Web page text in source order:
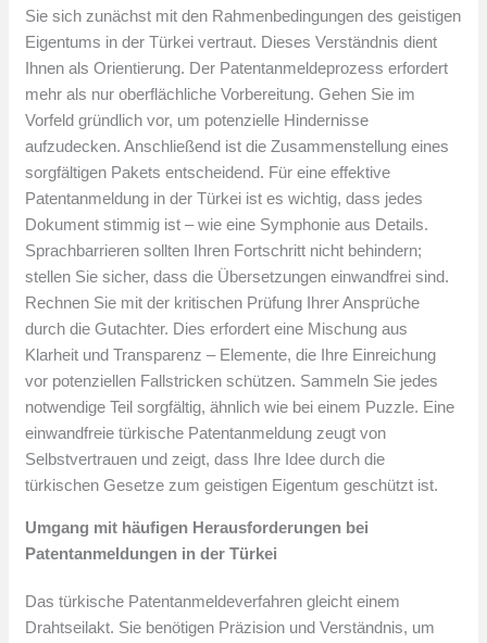
Sie sich zunächst mit den Rahmenbedingungen des geistigen
Eigentums in der Türkei vertraut. Dieses Verständnis dient
Ihnen als Orientierung. Der Patentanmeldeprozess erfordert
mehr als nur oberflächliche Vorbereitung. Gehen Sie im
Vorfeld gründlich vor, um potenzielle Hindernisse
aufzudecken. Anschließend ist die Zusammenstellung eines
sorgfältigen Pakets entscheidend. Für eine effektive
Patentanmeldung in der Türkei ist es wichtig, dass jedes
Dokument stimmig ist – wie eine Symphonie aus Details.
Sprachbarrieren sollten Ihren Fortschritt nicht behindern;
stellen Sie sicher, dass die Übersetzungen einwandfrei sind.
Rechnen Sie mit der kritischen Prüfung Ihrer Ansprüche
durch die Gutachter. Dies erfordert eine Mischung aus
Klarheit und Transparenz – Elemente, die Ihre Einreichung
vor potenziellen Fallstricken schützen. Sammeln Sie jedes
notwendige Teil sorgfältig, ähnlich wie bei einem Puzzle. Eine
einwandfreie türkische Patentanmeldung zeugt von
Selbstvertrauen und zeigt, dass Ihre Idee durch die
türkischen Gesetze zum geistigen Eigentum geschützt ist.
Umgang mit häufigen Herausforderungen bei
Patentanmeldungen in der Türkei
Das türkische Patentanmeldeverfahren gleicht einem
Drahtseilakt. Sie benötigen Präzision und Verständnis, um